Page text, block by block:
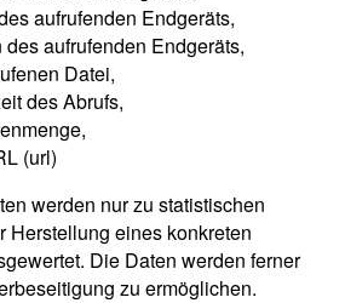
aufrufenden Endgeräts,
aufrufenden Endgeräts,
Datei,
des Abrufs,
(url)
werden nur zu statistischen
Herstellung eines konkreten
Die Daten werden ferner
zu ermöglichen.